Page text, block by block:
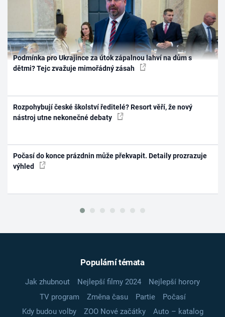
Podmínka pro Ukrajince za útok zápalnou lahví na dům s
dětmi? Tejc zvažuje mimořádný zásah
Rozpohybují české školství ředitelé? Resort věří, že nový
nástroj utne nekonečné debaty
Počasí do konce prázdnin může překvapit. Detaily prozrazuje
výhled
Populární témata
Jak zhubnout Nejlepší filmy 2024
Nejlepší horory
TV program
Změna času Partie
Počasí
Kdy budou volby
ZOO Nové začátky
Auto – katalog